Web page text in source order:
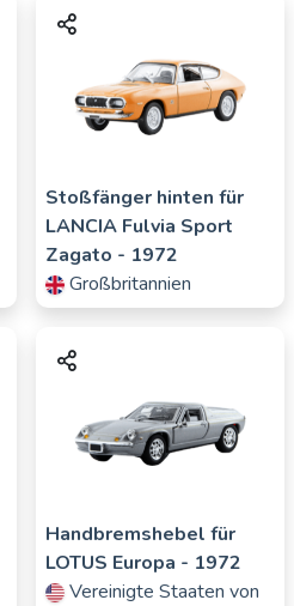
Stoßfänger hinten für
LANCIA Fulvia Sport
Zagato - 1972
Großbritannien
Handbremshebel für
LOTUS Europa - 1972
Vereinigte Staaten von